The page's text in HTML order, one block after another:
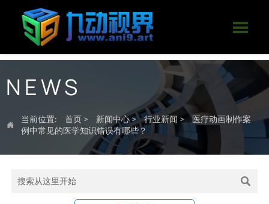

NEWS

当前位置: 首页 > 新闻中心> 行业新闻 >
医疗动画制作案
例中常见的医学知识错误有哪些？
